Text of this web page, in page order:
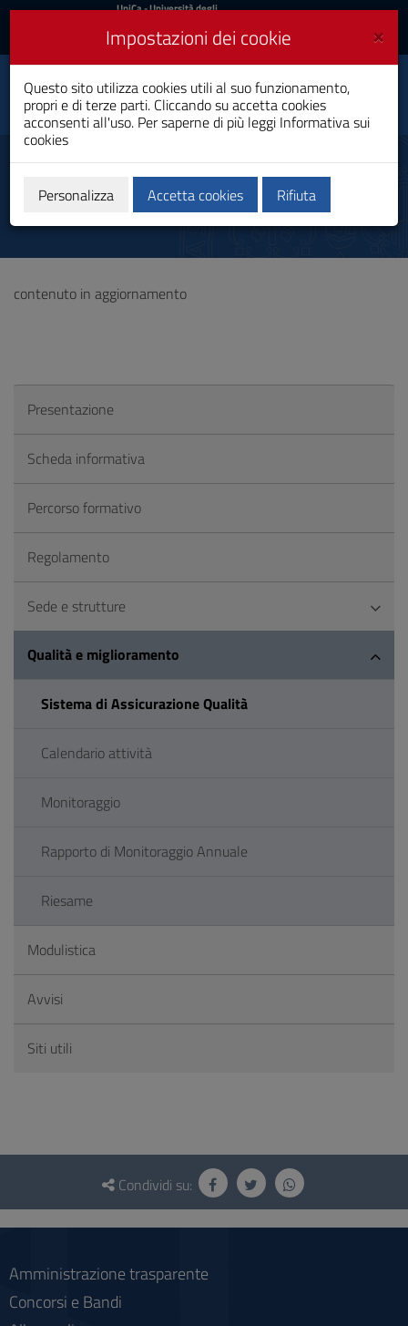
Vai
al
navigazione
sito
al
UniCa
Accedi
UniCa- Università degli
Accedi UniCA News
Toggle
navigation
Capacities Building for
Global Health
Dottorato di Ricerca
Sistema di Assicurazione
Qualità
contenuto in aggiornamento
Presentazione
Scheda informativa
Percorso formativo
Regolamento
Sede e strutture
Qualità e miglioramento
Sistema di Assicurazione Qualità
Calendario attività
Monitoraggio
Rapporto di Monitoraggio Annuale
Riesame
Modulistica
Avvisi
Siti utili
Questionario
social
Condividi su:
Amministrazione trasparente
Concorsi e Bandi
×
Impostazioni dei cookie
Questo sito utilizza cookies utili al suo funzionamento,
propri e di terze parti. Cliccando su accetta cookies
acconsenti all'uso. Per saperne di più leggi Informativa sui
cookies
Personalizza Accetta cookies Rifiuta